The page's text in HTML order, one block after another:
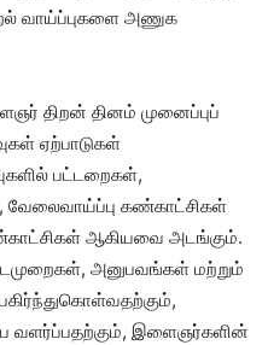
வாய்ப்புகளை அணுக
திறன் தினம் முனைப்புப்
ஏற்பாடுகள்
பட்டறைகள்,
வேலைவாய்ப்பு கண்காட்சிகள்
ஆகியவை அடங்கும்.
அனுபவங்கள் மற்றும்
வளர்ப்பதற்கும், இளைஞர்களின்